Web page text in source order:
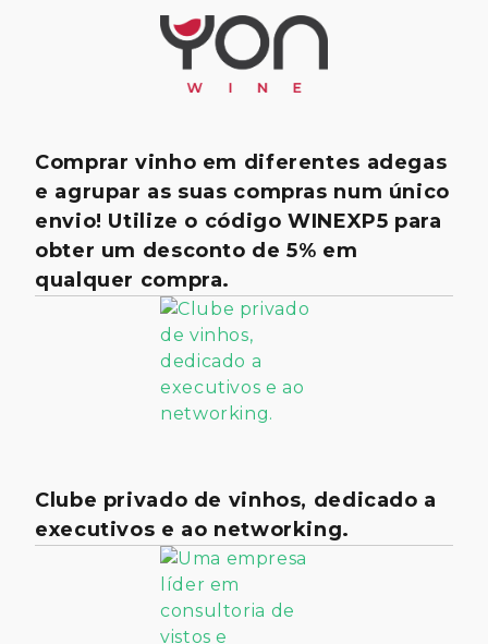
Comprar vinho em diferentes adegas
e agrupar as suas compras num único
envio! Utilize o código WINEXP5 para
obter um desconto de 5% em
qualquer compra.
Clube privado de vinhos, dedicado a
executivos e ao networking.